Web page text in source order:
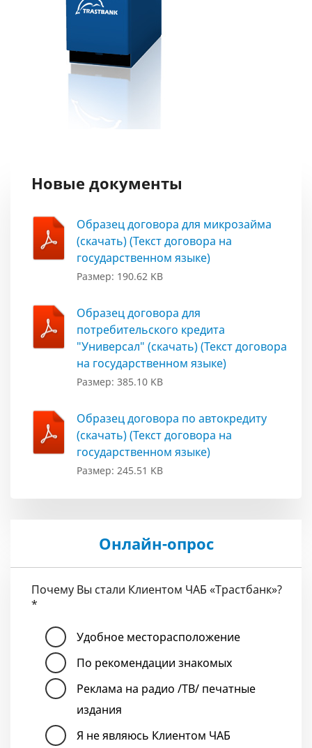
Новые документы
Образец договора для микрозайма
(скачать) (Текст договора на
государственном языке)
Размер: 190.62 KB
Образец договора для
потребительского кредита
"Универсал" (скачать) (Текст договора
на государственном языке)
Размер: 385.10 KB
Образец договора по автокредиту
(скачать) (Текст договора на
государственном языке)
Размер: 245.51 KB
Онлайн-опрос
Почему Вы стали Клиентом ЧАБ «Трастбанк»?
*
Удобное месторасположение
По рекомендации знакомых
Реклама на радио /ТВ/ печатные
издания
Я не являюсь Клиентом ЧАБ